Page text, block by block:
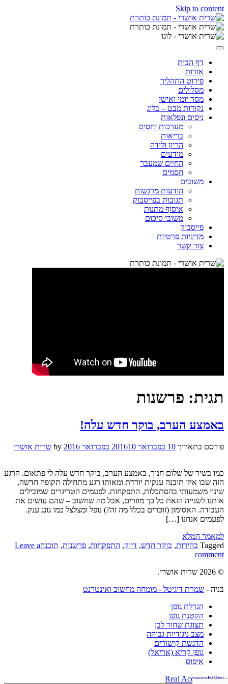
Skip to content
דף הבית
אודות
פירוט התהליך
מסלולים
מסר יומי ואישי
נקודות מבט – בלוג
ניסים ונפלאות
מערכות יחסים
בריאות
הריון ולידה
מידעים
החיים שמעבר
חסמים
משובים
הודעות מרגשות
תגובות בפייסבוק
איסוף מתנות
משובי סיכום
פייסבוק
מדיניות פרטיות
צור קשר
תגית: פרשנות
באמצע הערב, בוקר חדש עלה!
פורסם בתאריך 10 בפברואר 2016 10 בפברואר 2016 שרית אושרי
כמו בשיר של שלום חנוך, באמצע הערב, בוקר חדש עלה לי פתאום. הרגע
הזה שבו איזו תובנה ענקית יורדת ומאותו רגע מתחילה תקופה חדשה,
שינוי משמעותי בהסתכלות, התפקחות. לפעמים הטריגרים שמובילים
אותנו לשנייה הזאת כל כך מוזרים, אבל מה שחשוב – שהם עושים את
העבודה. האסימון (זוכרים בכלל מה זה?) נופל ומצלצל כמו גונג ענק.
לפעמים אנחנו […]
למאמר המלא
Tagged בהירות, בוקר חדש, דיוק, התפקחות, פרשנות, תובנהLeave a
comment
© 2026 שרית אושרי.
בניה - שמרת דיגיטל - מומחה מחשוב ואינטרנט
הגדלת גופן
הקטנת גופן
תצוגת שחור לבן
מצב ניגודיות גבוהה
הדגשת קישורים
גופן קריא (אריאל)
איפוס
Real Accessability